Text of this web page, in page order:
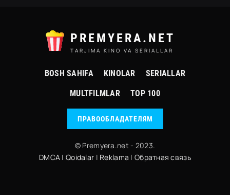
PREMYERA.NET
TARJIMA KINO VA SERIALLAR
BOSH SAHIFA KINOLAR SERIALLAR
MULTFILMLAR TOP 100
ПРАВООБЛАДАТЕЛЯМ
© Premyera.net - 2023.
DMCA |Qoidalar | Reklama | Обратная связь